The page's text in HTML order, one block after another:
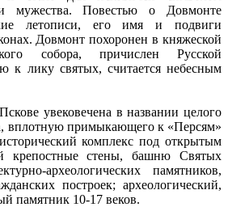
мужества. Повестью о Довмонте
летописи, его имя и подвиги
Довмонт похоронен в княжеской
собора, причислен Русской
к лику святых, считается небесным
увековечена в названии целого
вплотную примыкающего к «Персям»
комплекс под открытым
крепостные стены, башню Святых
археологических памятников,
построек; археологический,
памятник 10-17 веков.